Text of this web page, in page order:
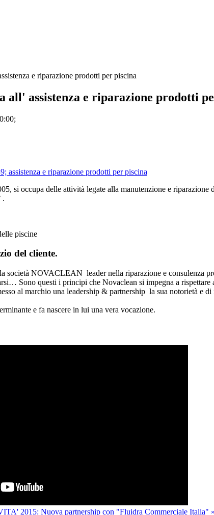
e riparazione prodotti per piscina
all' assistenza e riparazione prodotti
si occupa delle attività legate alla manutenzione e
.
piscine
del cliente.
società NOVACLEAN leader nella riparazione e consulenza
Sono questi i principi che Novaclean si impegna a
al marchio una leadership & partnership la sua notorietà e
e fa nascere in lui una vera vocazione.
2015: Nuova partnership con "Fluidra Commerciale Italia" »